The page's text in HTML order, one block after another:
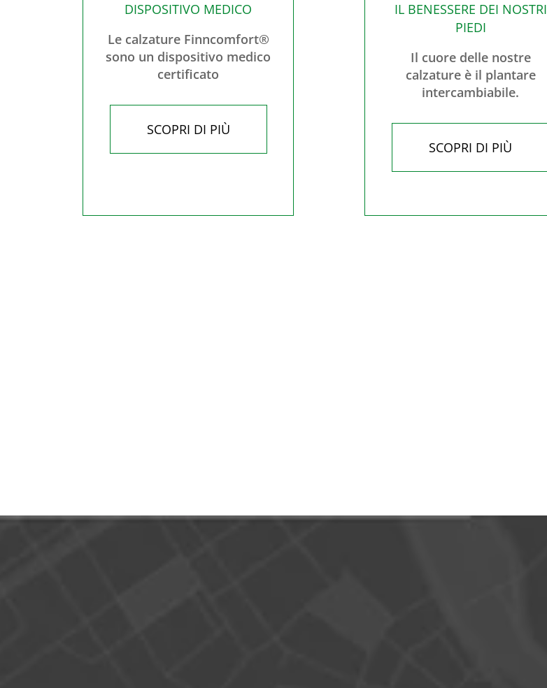
DISPOSITIVO MEDICO
Le calzature Finncomfort®
sono un dispositivo medico
certificato
SCOPRI DI PIÙ
IL BENESSERE DEI NOSTRI
PIEDI
Il cuore delle nostre
calzature è il plantare
intercambiabile.
SCOPRI DI PIÙ